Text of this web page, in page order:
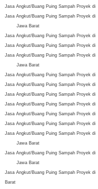
Jasa Angkut/Buang Puing Sampah Proyek di
Jasa Angkut/Buang Puing Sampah Proyek di
Jawa Barat
Jasa Angkut/Buang Puing Sampah Proyek di
Jasa Angkut/Buang Puing Sampah Proyek di
Jasa Angkut/Buang Puing Sampah Proyek di
Jawa Barat
Jasa Angkut/Buang Puing Sampah Proyek di
Jasa Angkut/Buang Puing Sampah Proyek di
Jasa Angkut/Buang Puing Sampah Proyek di
Jasa Angkut/Buang Puing Sampah Proyek di
Jasa Angkut/Buang Puing Sampah Proyek di
Jasa Angkut/Buang Puing Sampah Proyek di
Jasa Angkut/Buang Puing Sampah Proyek di
Jawa Barat
Jasa Angkut/Buang Puing Sampah Proyek di
Jawa Barat
Jasa Angkut/Buang Puing Sampah Proyek di
Barat